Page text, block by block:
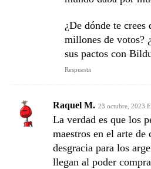
¿De dónde te crees
millones de votos?
sus pactos con
Respuesta
Raquel M. 23 octubre, 2023
La verdad es que los
maestros en el arte
desgracia para los
llegan al poder